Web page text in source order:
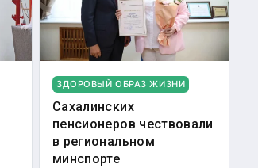
ЗДОРОВЫЙ ОБРАЗ ЖИЗНИ
Сахалинских
пенсионеров чествовали
в региональном
минспорте